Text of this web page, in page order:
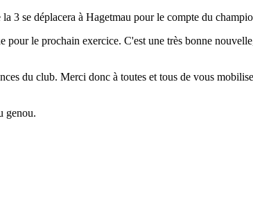
3 se déplacera à Hagetmau pour le compte du
le prochain exercice. C'est une très bonne
du club. Merci donc à toutes et tous de vous
genou.